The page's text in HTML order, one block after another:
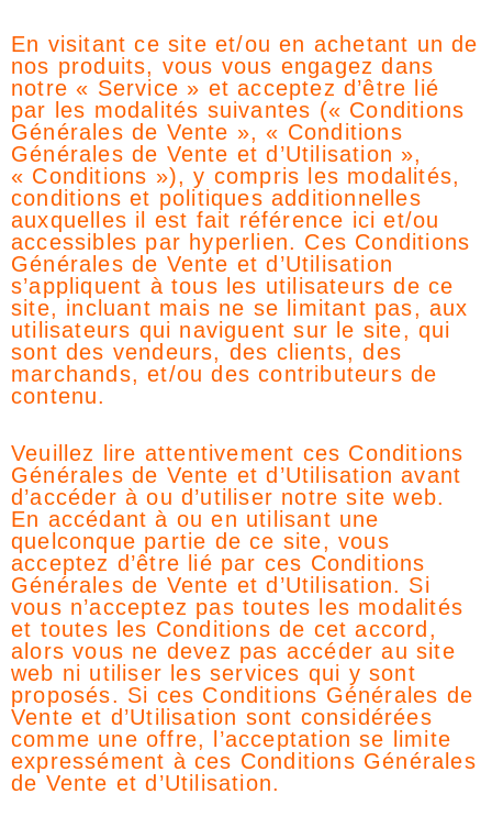
En visitant ce site et/ou en achetant un de
nos produits, vous vous engagez dans
notre « Service » et acceptez d’être lié
par les modalités suivantes (« Conditions
Générales de Vente », « Conditions
Générales de Vente et d’Utilisation »,
« Conditions »), y compris les modalités,
conditions et politiques additionnelles
auxquelles il est fait référence ici et/ou
accessibles par hyperlien. Ces Conditions
Générales de Vente et d’Utilisation
s’appliquent à tous les utilisateurs de ce
site, incluant mais ne se limitant pas, aux
utilisateurs qui naviguent sur le site, qui
sont des vendeurs, des clients, des
marchands, et/ou des contributeurs de
contenu.
Veuillez lire attentivement ces Conditions
Générales de Vente et d’Utilisation avant
d’accéder à ou d’utiliser notre site web.
En accédant à ou en utilisant une
quelconque partie de ce site, vous
acceptez d’être lié par ces Conditions
Générales de Vente et d’Utilisation. Si
vous n’acceptez pas toutes les modalités
et toutes les Conditions de cet accord,
alors vous ne devez pas accéder au site
web ni utiliser les services qui y sont
proposés. Si ces Conditions Générales de
Vente et d’Utilisation sont considérées
comme une offre, l’acceptation se limite
expressément à ces Conditions Générales
de Vente et d’Utilisation.